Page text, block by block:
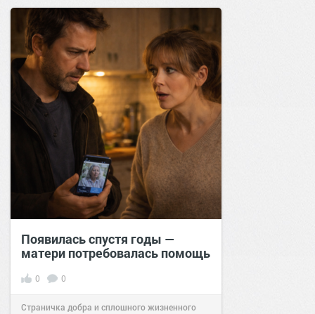
Появилась спустя годы —
матери потребовалась помощь
0 0
Страничка добра и сплошного жизненного